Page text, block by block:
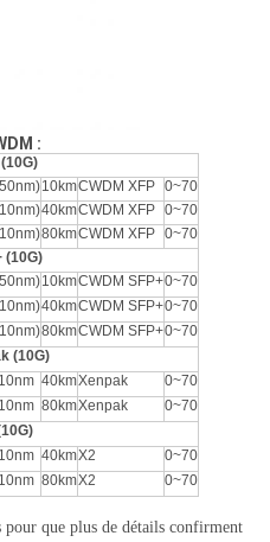
:
10kmCWDM XFP 0~70
40kmCWDM XFP 0~70
80kmCWDM XFP 0~70
(10G)
10kmCWDM SFP+0~70
40kmCWDM SFP+0~70
80kmCWDM SFP+0~70
(10G)
40kmXenpak
0~70
80kmXenpak
0~70
40kmX2
0~70
80kmX2 0~70
pour que plus de détails confirment